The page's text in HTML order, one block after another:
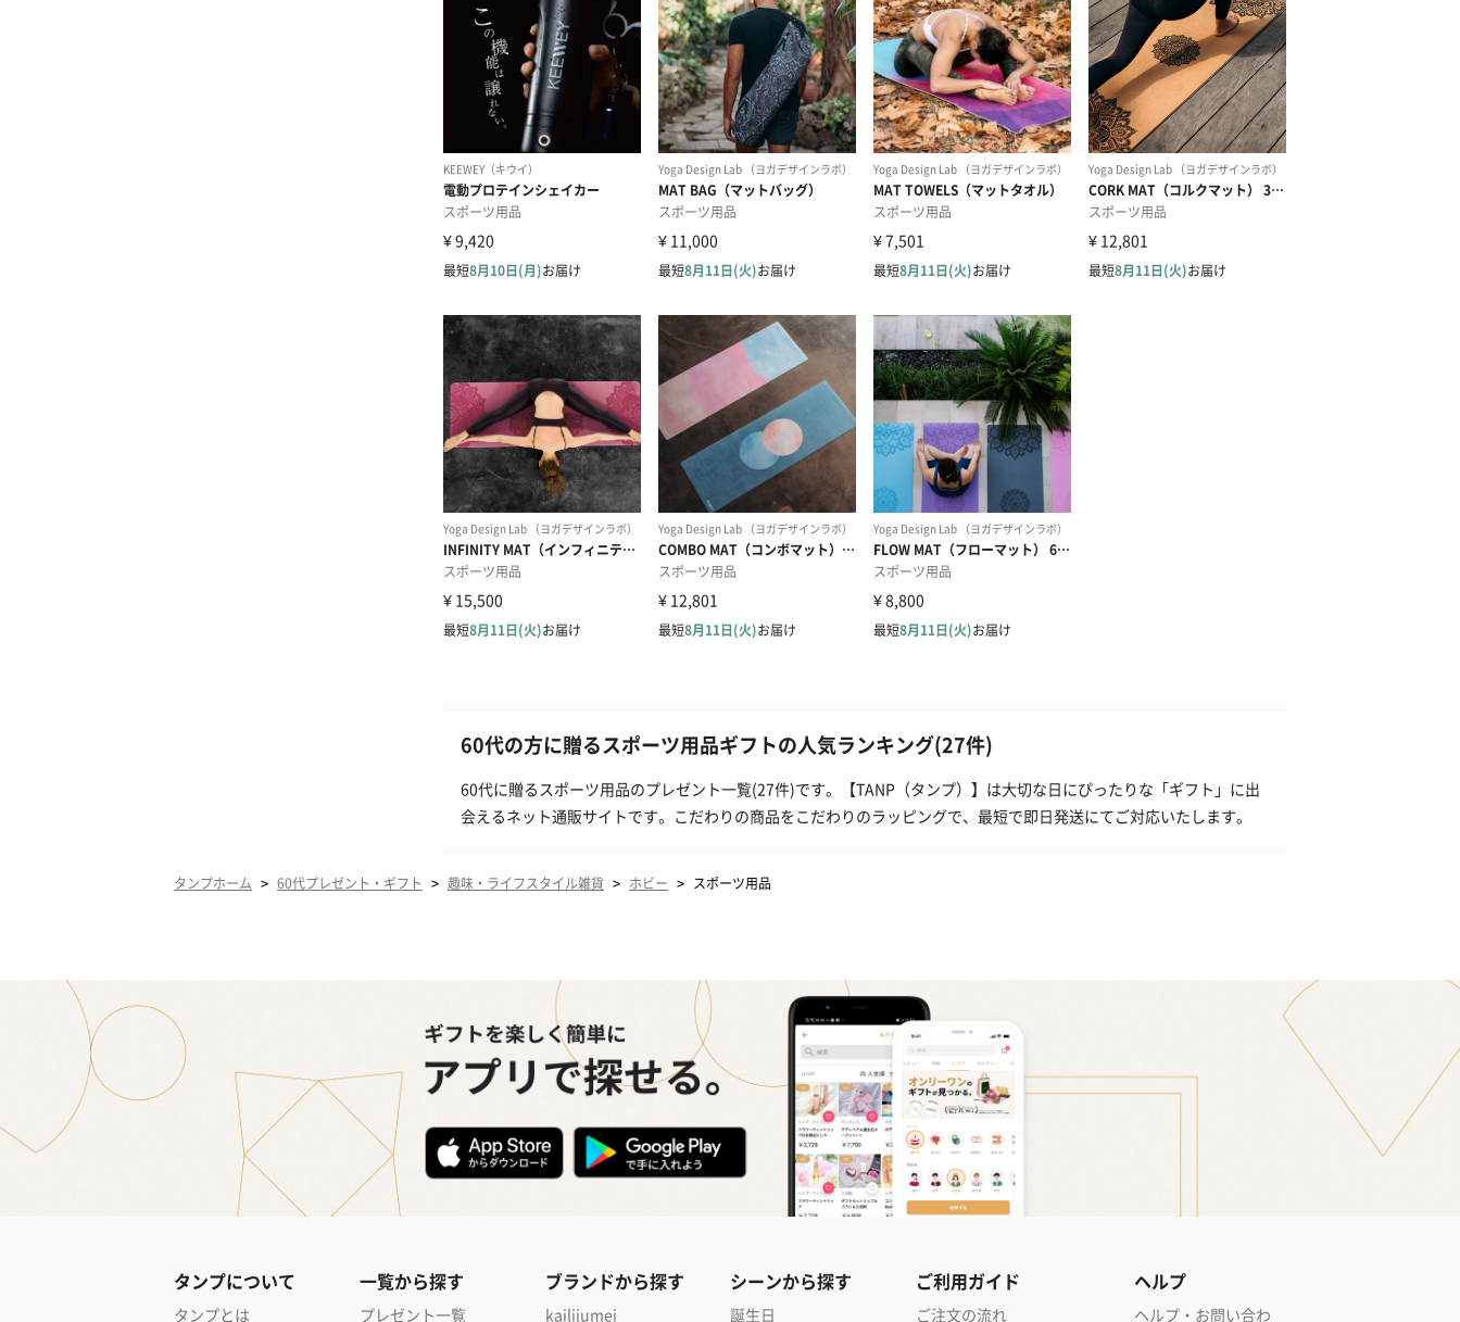
60代の方に贈るスポーツ用品ギフトの人気ランキング(27件)
60代に贈るスポーツ用品のプレゼント一覧(27件)です。【TANP（タンプ）】は大切な日にぴったりな「ギフト」に出
会えるネット通販サイトです。こだわりの商品をこだわりのラッピングで、最短で即日発送にてご対応いたします。
タンプホーム > 60代プレゼント・ギフト > 趣味・ライフスタイル雑貨 > ホビー > スポーツ用品
タンプについて
タンプとは
一覧から探す
プレゼント一覧
ブランドから探す
kailijumei
シーンから探す
誕生日
ご利用ガイド
ご注文の流れ
ヘルプ
ヘルプ・お問い合わ